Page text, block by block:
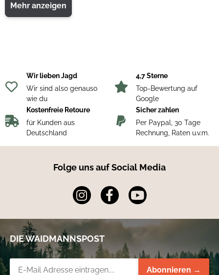
Mehr anzeigen
Wir lieben Jagd
Wir sind also genauso
wie du
4,7 Sterne
Top-Bewertung auf
Google
Kostenfreie Retoure
für Kunden aus
Deutschland
Sicher zahlen
Per Paypal, 30 Tage
Rechnung, Raten u.v.m.
Folge uns auf Social Media
DIE WAIDMANNSPOST
Abonnieren →